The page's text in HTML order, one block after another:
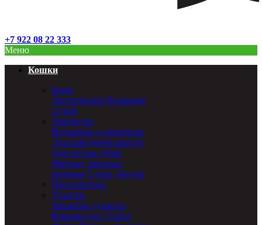
+7 922 08 22 333
Меню
Кошки
Корм
Диетический Влажный
Сухой
Лакомства
Витамины и минералы
Для выведения шерсти
Для чистки зубов
Мясные, вяленые,
печеные Сухие Другие
Наполнители
Туалеты
Закрытые туалеты
Коврики под туалет